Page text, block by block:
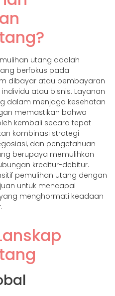
utang adalah
berfokus pada
dibayar atau pembayaran
atau bisnis. Layanan
dalam menjaga kesehatan
memastikan bahwa
kembali secara tepat
kombinasi strategi
dan pengetahuan
berupaya memulihkan
kreditur-debitur.
pemulihan utang dengan
untuk mencapai
menghormati keadaan